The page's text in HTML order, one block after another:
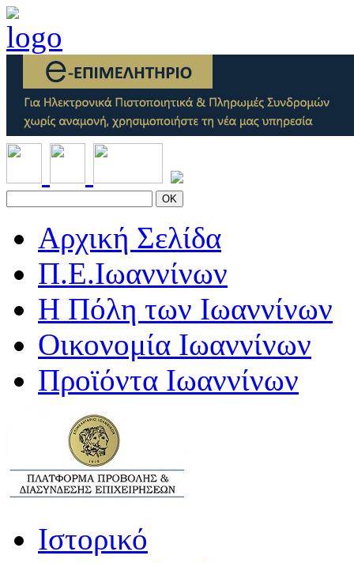
OK
Αρχική Σελίδα
Π.Ε.Ιωαννίνων
Η Πόλη των Ιωαννίνων
Οικονομία Ιωαννίνων
Προϊόντα Ιωαννίνων
Ιστορικό